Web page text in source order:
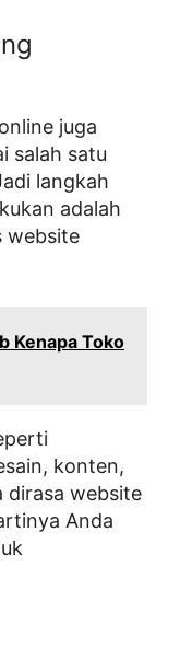
juga
salah satu
langkah
adalah
website
Kenapa Toko
konten,
dirasa website
Anda